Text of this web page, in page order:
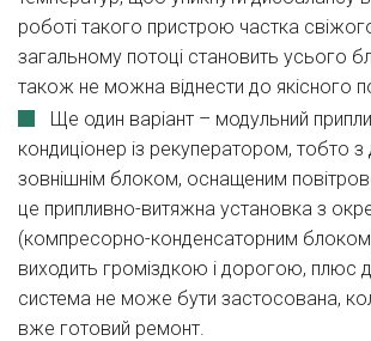
роботі такого пристрою частка
загальному потоці становить усього
також не можна віднести до якісного
Ще один варіант – модульний
кондиціонер із рекуператором, тобто
зовнішнім блоком, оснащеним
це припливно-витяжна установка з
(компресорно-конденсаторним
виходить громіздкою і дорогою, плюс
система не може бути застосована,
вже готовий ремонт.